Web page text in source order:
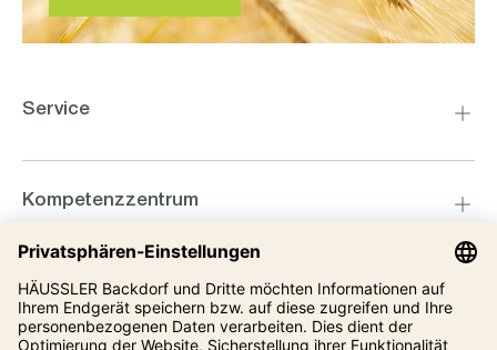
Service
Kompetenzzentrum
Informationen